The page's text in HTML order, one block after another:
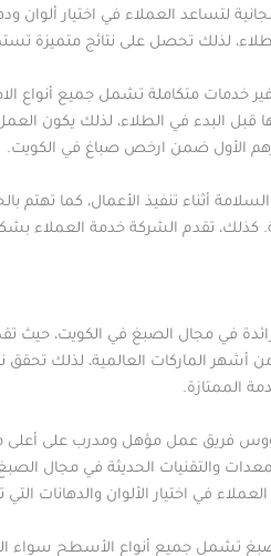
لتساعد العملاء في اختيار
لذلك تحصل على نتائج متميزة
متكاملة تشمل جميع أنواع
البدء في الطلاء، لذلك يكون
الأول ضمن ارخص صباغ في الكويت.
أثناء تنفيذ الأعمال، كما
كذلك، تقدم الشركة خدمة
في مجال الصبغ في الكويت، حيث
من أشهر الماركات العالمية، لذلك
الممتازة.
فريق عمل مؤهل ومدرب على
والتقنيات الحديثة في مجال
في اختيار الألوان والدهانات
تشمل جميع أنواع الأسطح سواء